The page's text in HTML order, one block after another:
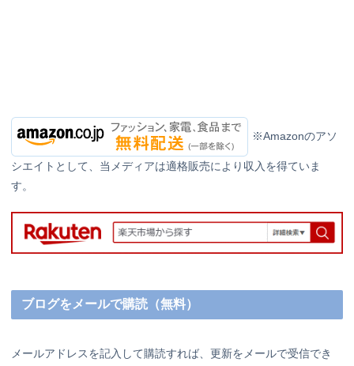
※Amazonのアソ
シエイトとして、当メディアは適格販売により収入を得ていま
す。
ブログをメールで購読（無料）
メールアドレスを記入して購読すれば、更新をメールで受信でき